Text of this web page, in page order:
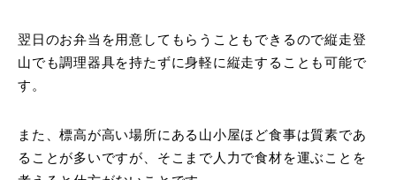
翌日のお弁当を用意してもらうこともできるので縦走登
山でも調理器具を持たずに身軽に縦走することも可能で
す。
また、標高が高い場所にある山小屋ほど食事は質素であ
ることが多いですが、そこまで人力で食材を運ぶことを